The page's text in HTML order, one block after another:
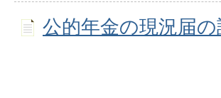
公的年金の現況届の